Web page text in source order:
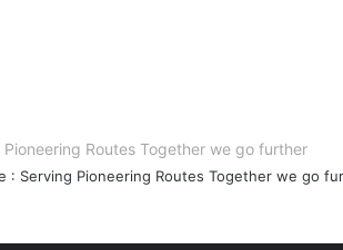
Pioneering Routes Together we go further